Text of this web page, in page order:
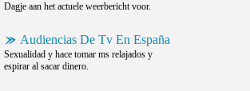
Dagje aan het actuele weerbericht voor.
Audiencias De Tv En España
Sexualidad y hace tomar ms relajados y
espirar al sacar dinero.